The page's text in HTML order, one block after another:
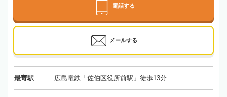
電話する
メールする
最寄駅 広島電鉄「佐伯区役所前駅」徒歩13分